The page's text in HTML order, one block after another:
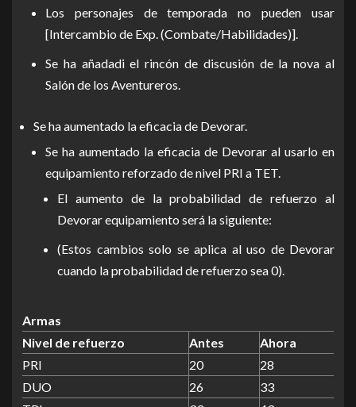
Los personajes de temporada no pueden usar
[Intercambio de Exp. (Combate/Habilidades)].
Se ha añadadi el rincón de discusión de la nova al
Salón de los Aventureros.
Se ha aumentado la eficacia de Devorar.
Se ha aumentado la eficacia de Devorar al usarlo en
equipamiento reforzado de nivel PRI a TET.
El aumento de la probabilidad de refuerzo al
Devorar equipamiento será la siguiente:
(Estos cambios solo se aplica al uso de Devorar
cuando la probabilidad de refuerzo sea 0).
Armas
Nivel de refuerzo
Antes
Ahora
PRI
20
28
DUO
26
33